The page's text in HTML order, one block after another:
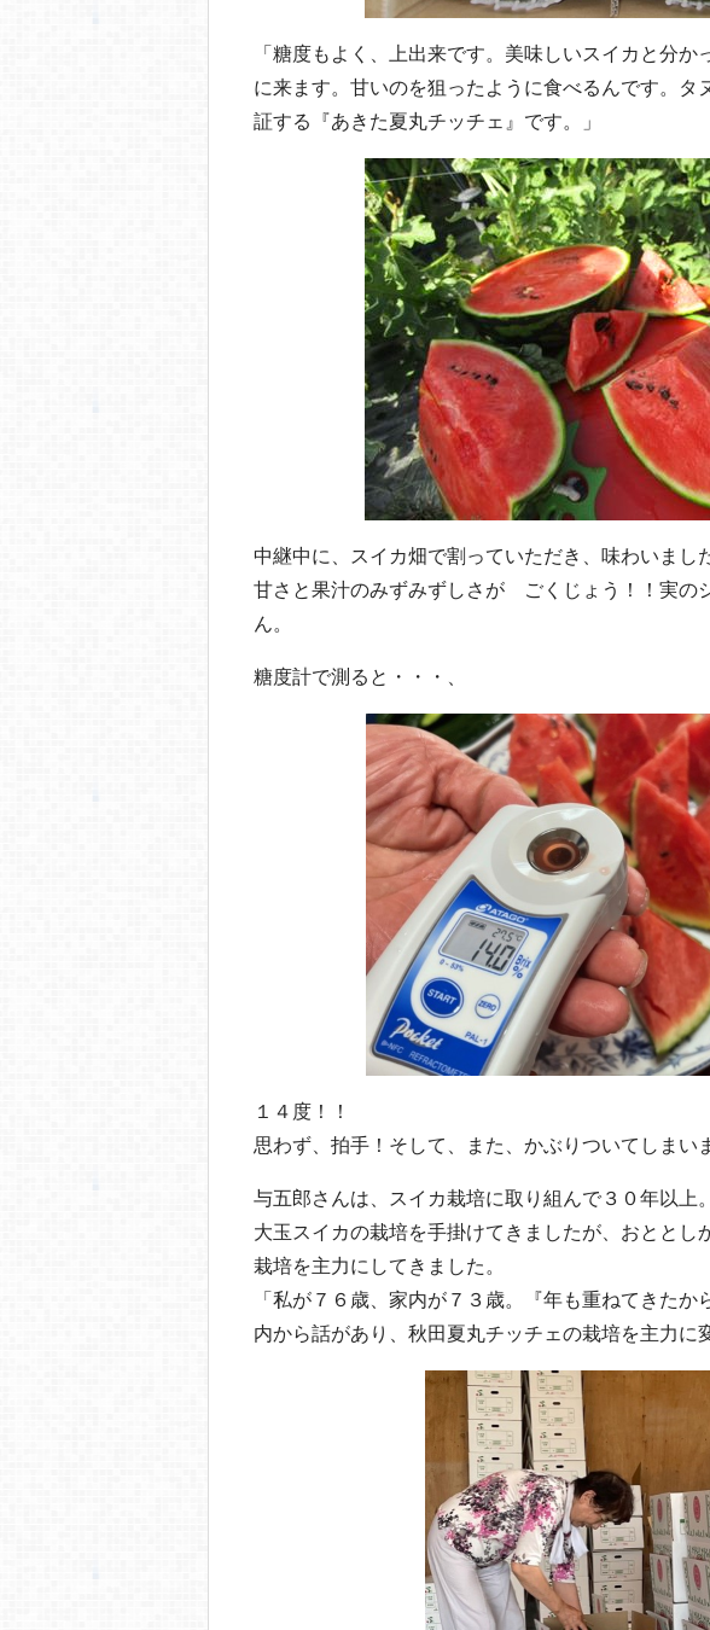
「糖度もよく、上出来です。美味しいスイカと分
に来ます。甘いのを狙ったように食べるんです。タ
証する『あきた夏丸チッチェ』です。」
中継中に、スイカ畑で割っていただき、味わいま
甘さと果汁のみずみずしさが ごくじょう！！実の
ん。
糖度計で測ると・・・、
１４度！！
思わず、拍手！そして、また、かぶりついてしまい
与五郎さんは、スイカ栽培に取り組んで３０年以上。
大玉スイカの栽培を手掛けてきましたが、おととし
栽培を主力にしてきました。
「私が７６歳、家内が７３歳。『年も重ねてきたか
内から話があり、秋田夏丸チッチェの栽培を主力に